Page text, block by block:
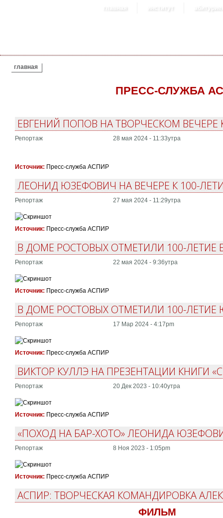
главная институт
ВЫ ЗДЕСЬ
главная
ПРЕСС-СЛУЖБА
ЕВГЕНИЙ ПОПОВ НА ТВОРЧЕСКОМ
Репортаж 28 мая 2024 - 11:33утра
Источник: Пресс-служба АСПИР
ЛЕОНИД ЮЗЕФОВИЧ НА ВЕЧЕРЕ К 100-
Репортаж 27 мая 2024 - 11:29утра
Источник: Пресс-служба АСПИР
В ДОМЕ РОСТОВЫХ ОТМЕТИЛИ 100-ЛЕТИЕ
Репортаж 22 мая 2024 - 9:36утра
Источник: Пресс-служба АСПИР
В ДОМЕ РОСТОВЫХ ОТМЕТИЛИ 100-ЛЕТИЕ
Репортаж 17 Мар 2024 - 4:17pm
Источник: Пресс-служба АСПИР
ВИКТОР КУЛЛЭ НА ПРЕЗЕНТАЦИИ КНИГИ
Репортаж 20 Дек 2023 - 10:40утра
Источник: Пресс-служба АСПИР
«ПОХОД НА БАР-ХОТО» ЛЕОНИДА
Репортаж 8 Ноя 2023 - 1:05pm
Источник: Пресс-служба АСПИР
АСПИР: ТВОРЧЕСКАЯ КОМАНДИРОВКА
ФИЛЬМ